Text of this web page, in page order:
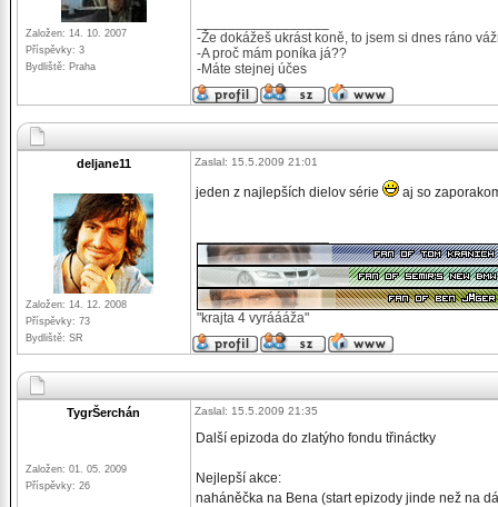
Založen: 14. 10. 2007
Příspěvky: 3
Bydliště: Praha
-Že dokážeš ukrást koně, to jsem si dnes ráno
-A proč mám poníka já??
-Máte stejnej účes
deljane11
Založen: 14. 12. 2008
Příspěvky: 73
Bydliště: SR
Zaslal: 15.5.2009 21:01
jeden z najlepších dielov série aj so
"krajta 4 vyráááža"
TygrŠerchán
Založen: 01. 05. 2009
Příspěvky: 26
Zaslal: 15.5.2009 21:35
Další epizoda do zlatýho fondu třináctky
Nejlepší akce:
naháněčka na Bena (start epizody jinde než na